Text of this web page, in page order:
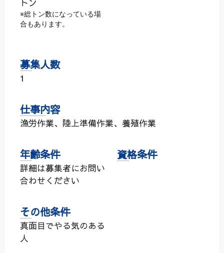
トン
※総トン数になっている場
合もあります。
募集人数
1
仕事内容
漁労作業、陸上準備作業、養殖作業
年齢条件
詳細は募集者にお問い
合わせください
資格条件
その他条件
真面目でやる気のある
人